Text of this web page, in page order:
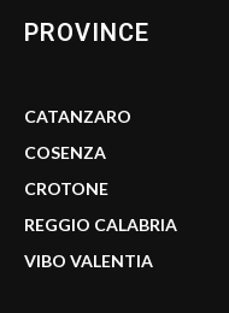
PROVINCE
CATANZARO
COSENZA
CROTONE
REGGIO CALABRIA
VIBO VALENTIA